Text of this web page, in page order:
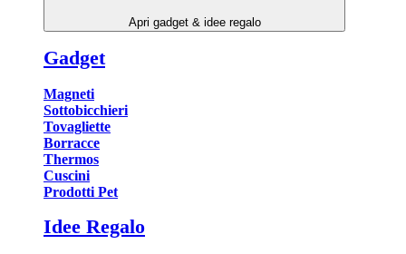
Apri gadget & idee regalo
Gadget
Magneti
Sottobicchieri
Tovagliette
Borracce
Thermos
Cuscini
Prodotti Pet
Idee Regalo